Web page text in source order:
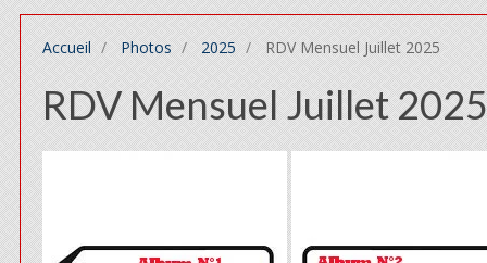
Accueil Photos 2025 RDV Mensuel Juillet 2025
RDV Mensuel Juillet 2025